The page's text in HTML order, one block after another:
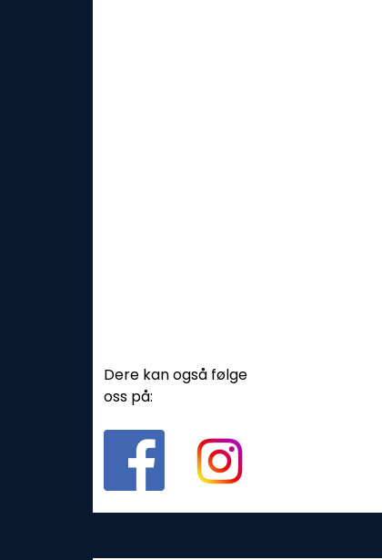
Dere kan også følge
oss på: